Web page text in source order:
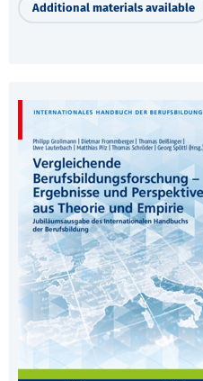
Additional materials available